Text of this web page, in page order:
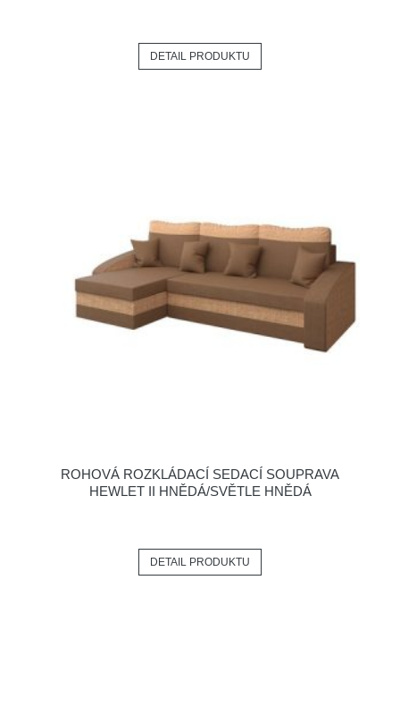
DETAIL PRODUKTU
ROHOVÁ ROZKLÁDACÍ SEDACÍ SOUPRAVA
HEWLET II HNĚDÁ/SVĚTLE HNĚDÁ
DETAIL PRODUKTU